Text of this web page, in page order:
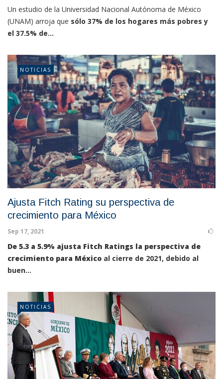
Un estudio de la Universidad Nacional Autónoma de México
(UNAM) arroja que sólo 37% de los hogares más pobres y
el 37.5% de...
NOTICIAS
Ajusta Fitch Rating su perspectiva de
crecimiento para México
Sep 17, 2021
De 5.3 a 5.9% ajusta Fitch Ratings la perspectiva de
crecimiento para México al cierre de 2021, debido al
buen...
NOTICIAS